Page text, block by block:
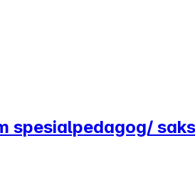
spesialpedagog/